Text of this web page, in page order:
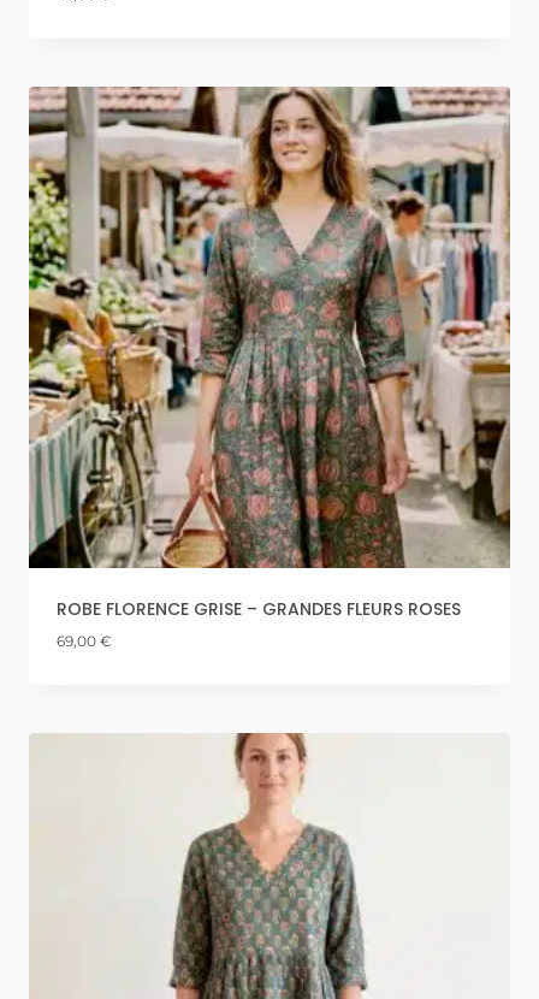
ROBE FLORENCE GRISE – GRANDES FLEURS ROSES
69,00 €